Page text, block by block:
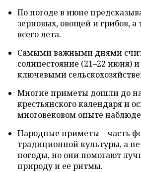
По погоде в июне
зерновых, овощей и грибов, а
всего лета.
Самыми важными днями
солнцестояние (21–22 июня)
ключевыми
Многие приметы дошли до
крестьянского календаря и
многовековом опыте
Народные приметы – часть
традиционной культуры, а
погоды, но они помогают
природу и ее ритмы.